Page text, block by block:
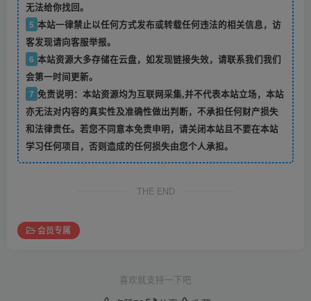
无法给你找回。
5 本站一律禁止以任何方式发布或转载任何违法的相关信息，访
客发现请向客服举报。
6 本站资源大多存储在云盘，如发现链接失效，请联系我们我们
会第一时间更新。
7 免责说明：本站资源均为互联网采集,并不代表本站立场，本站
亦无法对内容的真实性及准确性做出判断，不承担任何财产损失
和法律责任。若您不同意本免责申明，请关闭本站且不要在本站
学习任何项目，否则造成的任何损失由您个人承担。
THE END
会员专属
喜欢就支持一下吧